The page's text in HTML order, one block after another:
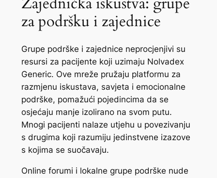
za podršku i zajednice
Grupe podrške i zajednice neprocjenjivi su
resursi za pacijente koji uzimaju Nolvadex
Generic. Ove mreže pružaju platformu za
razmjenu iskustava, savjeta i emocionalne
podrške, pomažući pojedincima da se
osjećaju manje izolirano na svom putu.
Mnogi pacijenti nalaze utjehu u povezivanju
s drugima koji razumiju jedinstvene izazove
s kojima se suočavaju.
Online forumi i lokalne grupe podrške nude